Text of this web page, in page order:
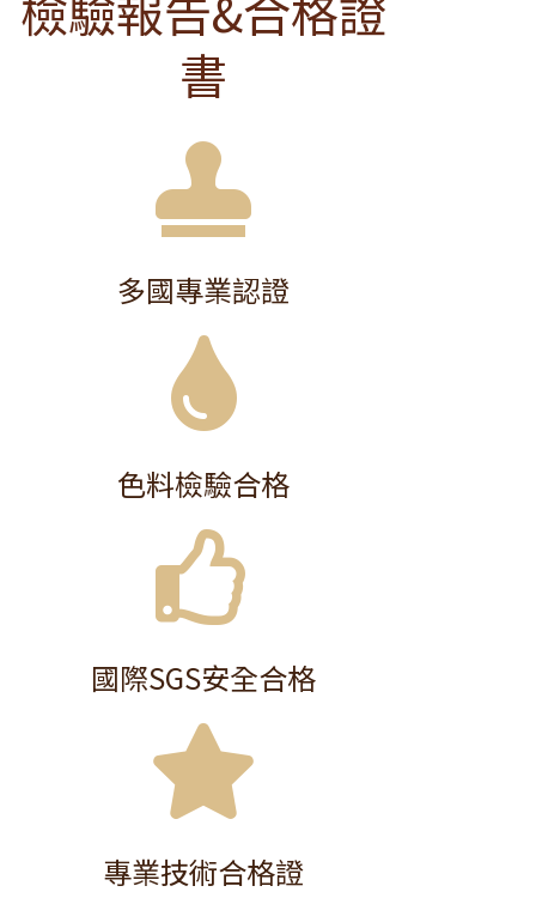
書
多國專業認證
色料檢驗合格
國際SGS安全合格
專業技術合格證